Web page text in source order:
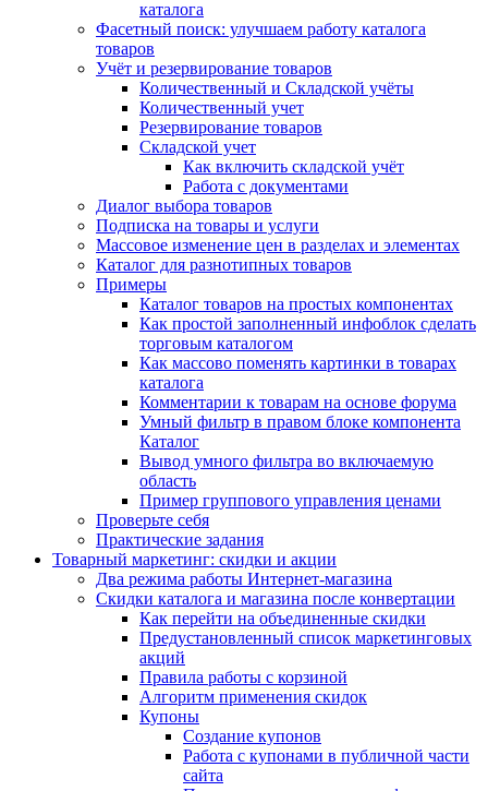
каталога
Фасетный поиск: улучшаем работу каталога
товаров
Учёт и резервирование товаров
Количественный и Складской учёты
Количественный учет
Резервирование товаров
Складской учет
Как включить складской учёт
Работа с документами
Диалог выбора товаров
Подписка на товары и услуги
Массовое изменение цен в разделах и элементах
Каталог для разнотипных товаров
Примеры
Каталог товаров на простых компонентах
Как простой заполненный инфоблок сделать
торговым каталогом
Как массово поменять картинки в товарах
каталога
Комментарии к товарам на основе форума
Умный фильтр в правом блоке компонента
Каталог
Вывод умного фильтра во включаемую
область
Пример группового управления ценами
Проверьте себя
Практические задания
Товарный маркетинг: скидки и акции
Два режима работы Интернет-магазина
Скидки каталога и магазина после конвертации
Как перейти на объединенные скидки
Предустановленный список маркетинговых
акций
Правила работы с корзиной
Алгоритм применения скидок
Купоны
Создание купонов
Работа с купонами в публичной части
сайта